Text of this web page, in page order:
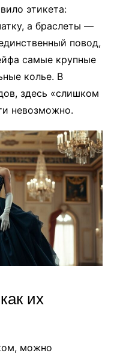
этикета:
а браслеты —
повод,
самые крупные
колье. В
здесь «слишком
невозможно.
их
можно